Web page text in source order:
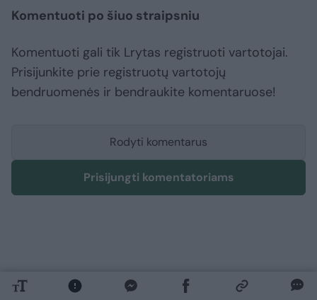
Komentuoti po šiuo straipsniu
Komentuoti gali tik Lrytas registruoti vartotojai.
Prisijunkite prie registruotų vartotojų
bendruomenės ir bendraukite komentaruose!
Rodyti komentarus
Prisijungti komentatoriams